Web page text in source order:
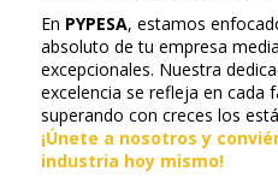
En PYPESA, estamos
absoluto de tu empresa
excepcionales. Nuestra
excelencia se refleja en cada
superando con creces los
¡Únete a nosotros y
industria hoy mismo!